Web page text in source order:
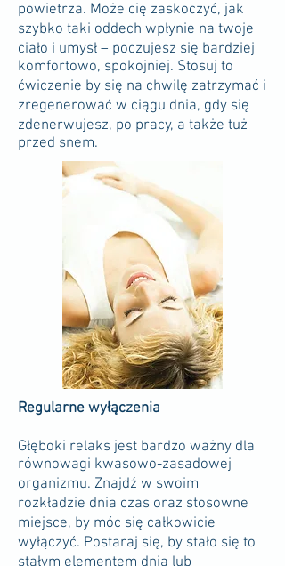
powietrza. Może cię zaskoczyć, jak
szybko taki oddech wpłynie na twoje
ciało i umysł – poczujesz się bardziej
komfortowo, spokojniej. Stosuj to
ćwiczenie by się na chwilę zatrzymać i
zregenerować w ciągu dnia, gdy się
zdenerwujesz, po pracy, a także tuż
przed snem.
Regularne wyłączenia
Głęboki relaks jest bardzo ważny dla
równowagi kwasowo-zasadowej
organizmu. Znajdź w swoim
rozkładzie dnia czas oraz stosowne
miejsce, by móc się całkowicie
wyłączyć. Postaraj się, by stało się to
stałym elementem dnia lub